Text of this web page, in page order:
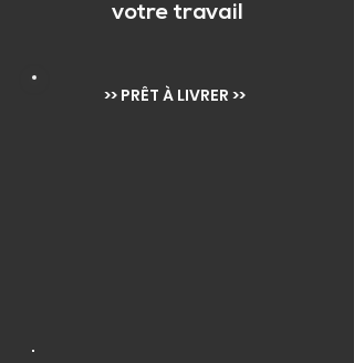
votre travail
>> PRÊT À LIVRER >>